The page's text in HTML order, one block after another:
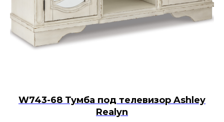
W743-68 Тумба под телевизор Ashley
Realyn